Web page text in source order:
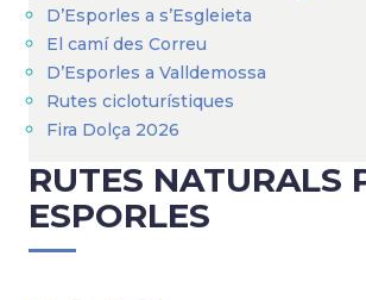
D’Esporles a s’Esgleieta
El camí des Correu
D’Esporles a Valldemossa
Rutes cicloturístiques
Fira Dolça 2026
RUTES NATURALS
ESPORLES